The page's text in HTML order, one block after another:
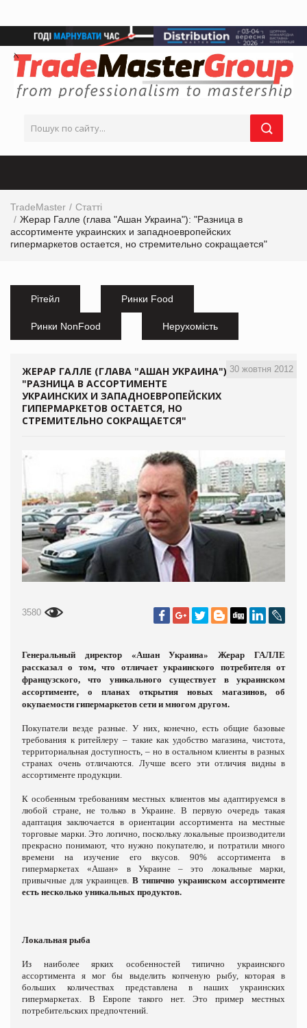
TradeMaster
Статті
Жерар Галле (глава "Ашан Украина"): "Разница в
ассортименте украинских и западноевропейских
гипермаркетов остается, но стремительно сокращается"
Рітейл Ринки Food
Ринки NonFood Нерухомість
30 жовтня 2012
ЖЕРАР ГАЛЛЕ (ГЛАВА "АШАН УКРАИНА"):
"РАЗНИЦА В АССОРТИМЕНТЕ
УКРАИНСКИХ И ЗАПАДНОЕВРОПЕЙСКИХ
ГИПЕРМАРКЕТОВ ОСТАЕТСЯ, НО
СТРЕМИТЕЛЬНО СОКРАЩАЕТСЯ"
3580
Генеральный директор «Ашан Украина» Жерар ГАЛЛЕ
рассказал о том, что отличает украинского потребителя от
французского, что уникального существует в украинском
ассортименте, о планах открытия новых магазинов, об
окупаемости гипермаркетов сети и многом другом.
Покупатели везде разные. У них, конечно, есть общие базовые
требования к ритейлеру – такие как удобство магазина, чистота,
территориальная доступность, – но в остальном клиенты в разных
странах очень отличаются. Лучше всего эти отличия видны в
ассортименте продукции.
К особенным требованиям местных клиентов мы адаптируемся в
любой стране, не только в Украине. В первую очередь такая
адаптация заключается в ориентации ассортимента на местные
торговые марки. Это логично, поскольку локальные производители
прекрасно понимают, что нужно покупателю, и потратили много
времени на изучение его вкусов. 90% ассортимента в
гипермаркетах «Ашан» в Украине – это локальные марки,
привычные для украинцев. В типично украинском ассортименте
есть несколько уникальных продуктов.
Локальная рыба
Из наиболее ярких особенностей типично украинского
ассортимента я мог бы выделить копченую рыбу, которая в
больших количествах представлена в наших украинских
гипермаркетах. В Европе такого нет. Это пример местных
потребительских предпочтений.